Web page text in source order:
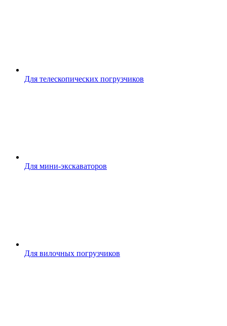
Для телескопических погрузчиков
Для мини-экскаваторов
Для вилочных погрузчиков